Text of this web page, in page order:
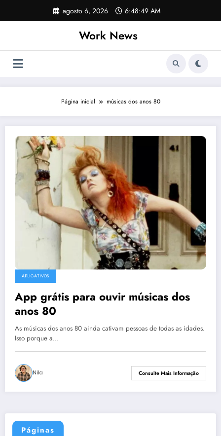
o
agosto 6, 2026 6:48:49 AM
Work News
Página inicial músicas dos anos 80
APLICATIVOS
App grátis para ouvir músicas dos
anos 80
As músicas dos anos 80 ainda cativam pessoas de todas as idades.
Isso porque a…
Nila Consulte Mais Informação
Páginas